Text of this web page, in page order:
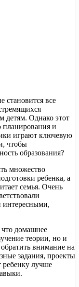
становится все
детям. Однако этот
планирования и
играют ключевую
чтобы
образования?
множество
ребенка, а
семья. Очень
интересными,
домашнее
теории, но и
внимание на
задания, проекты
лучше